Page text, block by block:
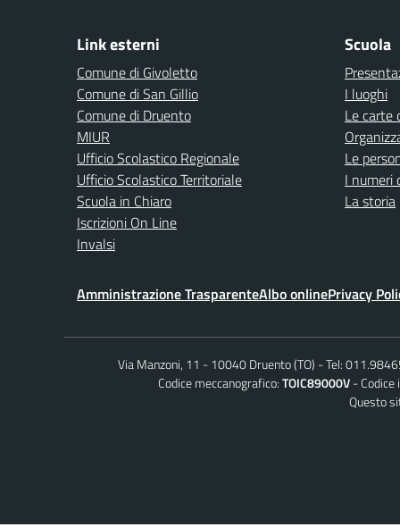
Link esterni
Comune di Givoletto
Comune di San Gillio
Comune di Druento
MIUR
Ufficio Scolastico Regionale
Ufficio Scolastico Territoriale
Scuola in Chiaro
Iscrizioni On Line
Invalsi
Scuola
I luoghi
Le carte
Le
I numeri
La storia
Amministrazione TrasparenteAlbo onlinePrivacy
Via Manzoni, 11 - 10040 Druento (TO) Tel:
Codice meccanografico:TOIC89000V Codice
Questo